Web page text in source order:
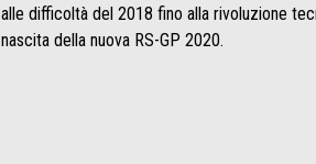
alle difficoltà del 2018 fino alla rivoluzione
nascita della nuova RS-GP 2020.